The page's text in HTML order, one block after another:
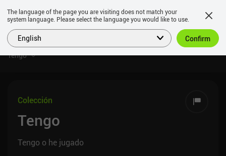
Tengo
Colección
Tengo
Tengo o he jugado
The language of the page you are visiting does not match your
system language. Please select the language you would like to use.
English Confirm